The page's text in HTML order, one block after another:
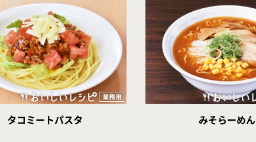
タコミートパスタ みそらーめん